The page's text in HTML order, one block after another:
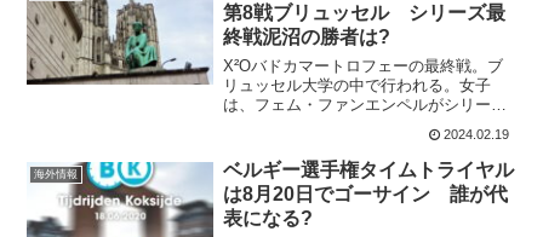
第8戦ブリュッセル シリーズ最
終戦泥沼の勝者は?
X²Oバドカマートロフェーの最終戦。ブ
リュッセル大学の中で行われる。女子
は、フェム・ファンエンペルがシリーズ
優勝を決めており出場はない。男子は、
ラース・ファンデルハールのシリーズ優
勝が懸かっている。2年ぶりの出場で、前
日の2024 Exac...
2024.02.19
海外情報
ベルギー選手権タイムトライヤル
は8月20日でゴーサイン 誰が代
表になる?